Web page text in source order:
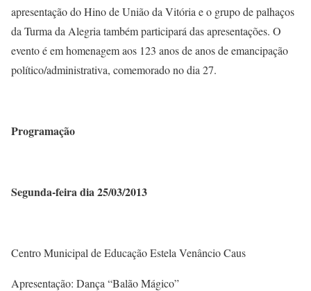
apresentação do Hino de União da Vitória e o grupo de palhaços
da Turma da Alegria também participará das apresentações. O
evento é em homenagem aos 123 anos de anos de emancipação
político/administrativa, comemorado no dia 27.
Programação
Segunda-feira dia 25/03/2013
Centro Municipal de Educação Estela Venâncio Caus
Apresentação: Dança “Balão Mágico”